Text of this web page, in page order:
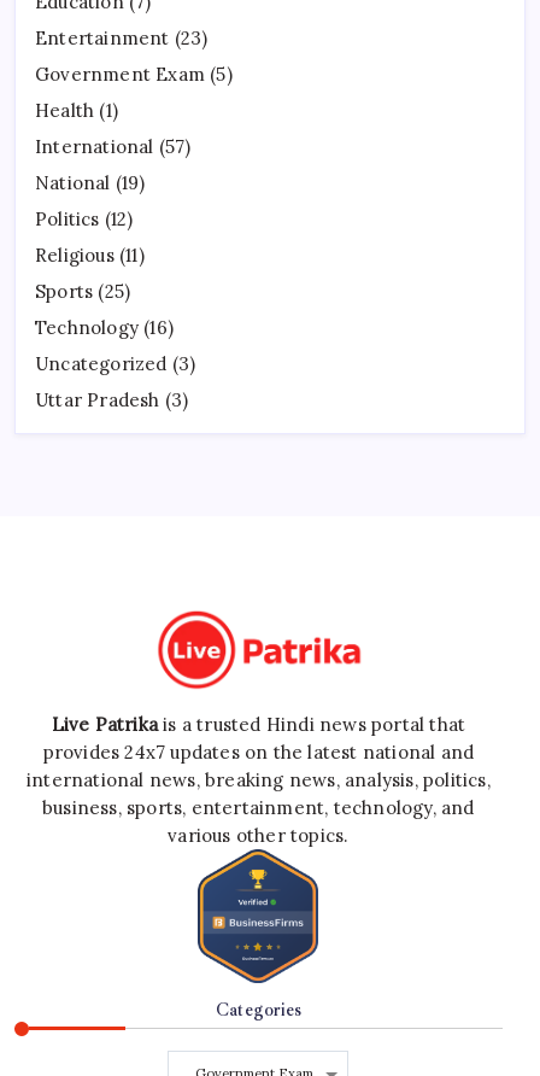
Entertainment (23)
Government Exam (5)
Health (1)
International (57)
National (19)
Politics (12)
Religious(11)
Sports (25)
Technology (16)
Uncategorized (3)
Uttar Pradesh (3)
Live Patrikais a trusted Hindi news portal that
provides 24x7 updates on the latest national and
international news, breaking news, analysis, politics,
business, sports, entertainment, technology, and
various other topics.
Categories
Categories